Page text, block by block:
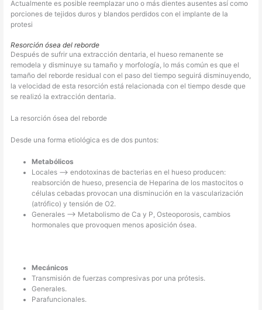
Actualmente es posible reemplazar uno o más dientes ausentes así como
porciones de tejidos duros y blandos perdidos con el implante de la
protesi
Resorción ósea del reborde
Después de sufrir una extracción dentaria, el hueso remanente se
remodela y disminuye su tamaño y morfología, lo más común es que el
tamaño del reborde residual con el paso del tiempo seguirá disminuyendo,
la velocidad de esta resorción está relacionada con el tiempo desde que
se realizó la extracción dentaria.
La resorción ósea del reborde
Desde una forma etiológica es de dos puntos:
Metabólicos
Locales –> endotoxinas de bacterias en el hueso producen:
reabsorción de hueso, presencia de Heparina de los mastocitos o
células cebadas provocan una disminución en la vascularización
(atrófico) y tensión de O2.
Generales –> Metabolismo de Ca y P, Osteoporosis, cambios
hormonales que provoquen menos aposición ósea.
Mecánicos
Transmisión de fuerzas compresivas por una prótesis.
Generales.
Parafuncionales.